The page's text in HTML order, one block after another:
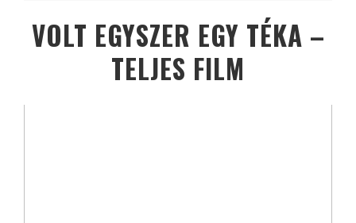
VOLT EGYSZER EGY TÉKA –
TELJES FILM